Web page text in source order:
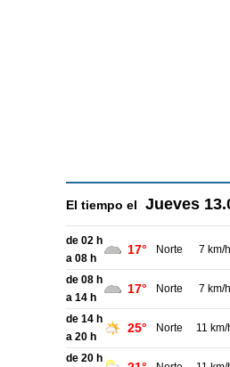
El tiempo el Jueves
de 02 h
a 08 h
17° Norte 7 km/h
de 08 h
a 14 h
17° Norte 7 km/h
de 14 h
a 20 h
25° Norte 11 km/
de 20 h